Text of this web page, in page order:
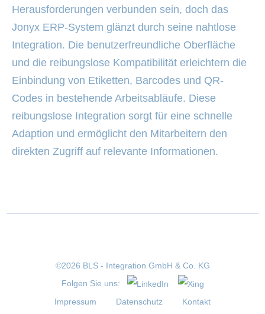
Herausforderungen verbunden sein, doch das
Jonyx ERP-System glänzt durch seine nahtlose
Integration. Die benutzerfreundliche Oberfläche
und die reibungslose Kompatibilität erleichtern die
Einbindung von Etiketten, Barcodes und QR-
Codes in bestehende Arbeitsabläufe. Diese
reibungslose Integration sorgt für eine schnelle
Adaption und ermöglicht den Mitarbeitern den
direkten Zugriff auf relevante Informationen.
©2026 BLS - Integration GmbH & Co. KG
Folgen Sie uns:
Impressum
Datenschutz
Kontakt